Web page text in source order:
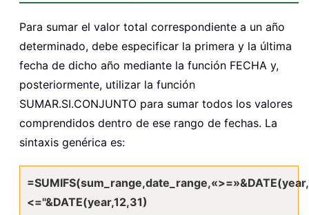
Para sumar el valor total correspondiente a un año
determinado, debe especificar la primera y la última
fecha de dicho año mediante la función FECHA y,
posteriormente, utilizar la función
SUMAR.SI.CONJUNTO para sumar todos los valores
comprendidos dentro de ese rango de fechas. La
sintaxis genérica es:
<="&DATE(year,12,31)